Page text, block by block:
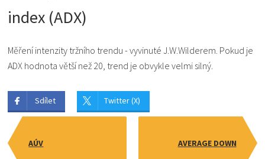
index (ADX)
Měření intenzity tržního trendu - vyvinuté J.W.Wilderem. Pokud je
ADX hodnota větší než 20, trend je obvykle velmi silný.
Sdílet Twitter (X)
AÚV AVERAGE DOWN